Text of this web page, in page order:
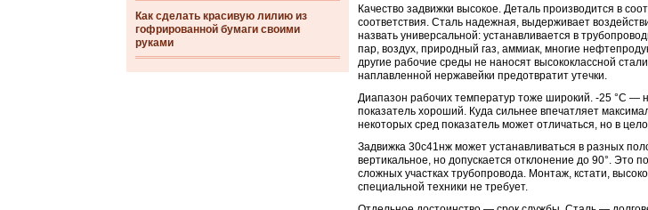
Как сделать красивую лилию из
гофрированной бумаги своими
руками
Качество задвижки высокое. Деталь производится в
соответствия. Сталь надежная, выдерживает
назвать универсальной: устанавливается в
пар, воздух, природный газ, аммиак, многие
другие рабочие среды не наносят высококлассной
наплавленной нержавейки предотвратит утечки.
Диапазон рабочих температур тоже широкий. -25 °C —
показатель хороший. Куда сильнее впечатляет
некоторых сред показатель может отличаться, но в
Задвижка 30с41нж может устанавливаться в разных
вертикальное, но допускается отклонение до 90°. Это
сложных участках трубопровода. Монтаж, кстати,
специальной техники не требует.